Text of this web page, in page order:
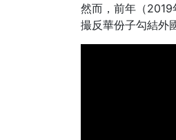
然而，前年（
撮反華份子勾結外